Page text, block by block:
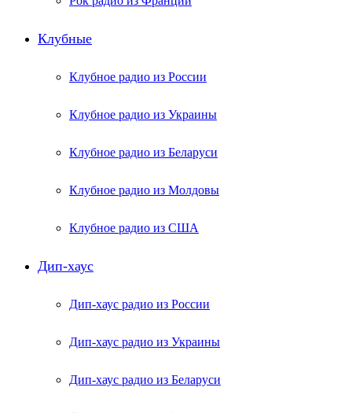
Клубные
Клубное радио из России
Клубное радио из Украины
Клубное радио из Беларуси
Клубное радио из Молдовы
Клубное радио из США
Дип-хаус
Дип-хаус радио из России
Дип-хаус радио из Украины
Дип-хаус радио из Беларуси